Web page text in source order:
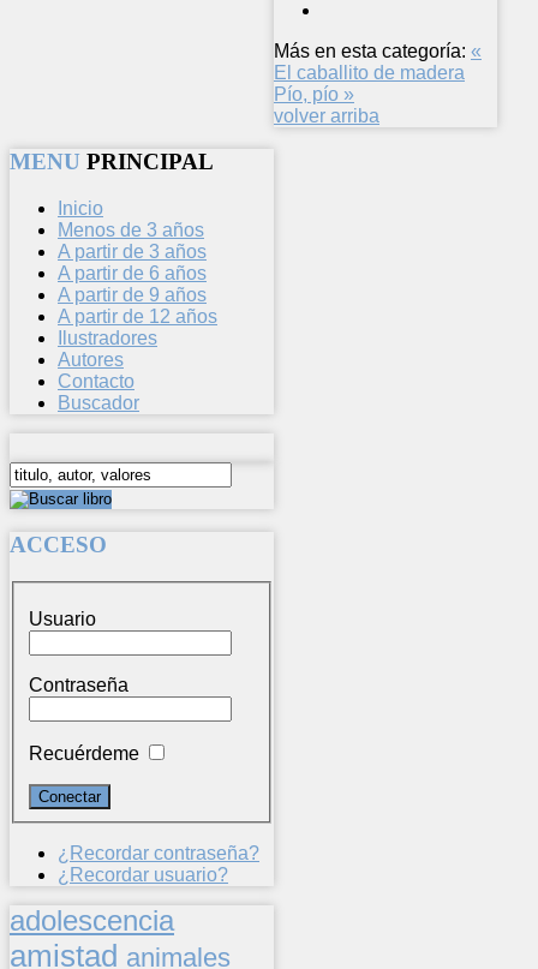
Más en esta categoría: «
El caballito de madera
Pío, pío »
volver arriba
MENU PRINCIPAL
Inicio
Menos de 3 años
A partir de 3 años
A partir de 6 años
A partir de 9 años
A partir de 12 años
Ilustradores
Autores
Contacto
Buscador
ACCESO
Usuario
Contraseña
Recuérdeme
¿Recordar contraseña?
¿Recordar usuario?
adolescencia
amistad animales